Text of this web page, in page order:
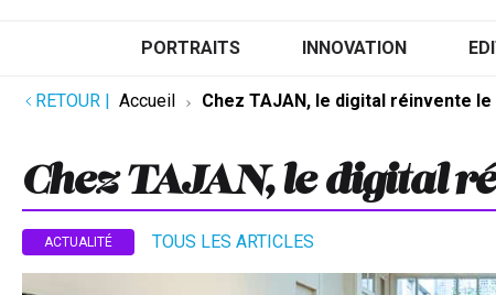
PORTRAITS INNOVATION
RETOUR | Accueil Chez TAJAN, le digital réinvente le
Chez TAJAN, le digital
ACTUALITÉ TOUS LES ARTICLES